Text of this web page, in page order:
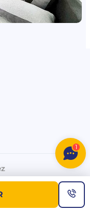
ce bien ?
1